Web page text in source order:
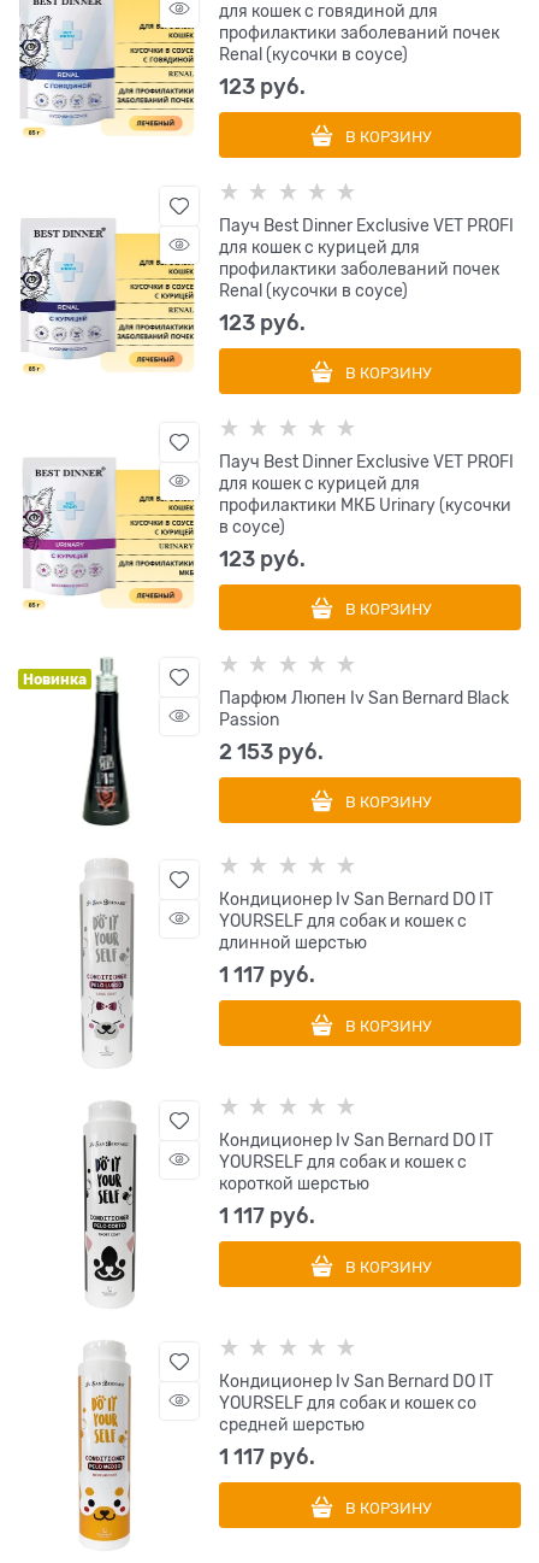
для кошек с говядиной для
профилактики заболеваний почек
Renal (кусочки в соусе)
123 руб.
В КОРЗИНУ
Пауч Best Dinner Exclusive VET PROFI
для кошек с курицей для
профилактики заболеваний почек
Renal (кусочки в соусе)
123 руб.
В КОРЗИНУ
Пауч Best Dinner Exclusive VET PROFI
для кошек с курицей для
профилактики МКБ Urinary (кусочки
в соусе)
123 руб.
В КОРЗИНУ
Новинка
Парфюм Люпен Iv San Bernard Black
Passion
2 153 руб.
В КОРЗИНУ
Кондиционер Iv San Bernard DO IT
YOURSELF для собак и кошек с
длинной шерстью
1 117 руб.
В КОРЗИНУ
Кондиционер Iv San Bernard DO IT
YOURSELF для собак и кошек с
короткой шерстью
1 117 руб.
В КОРЗИНУ
Кондиционер Iv San Bernard DO IT
YOURSELF для собак и кошек со
средней шерстью
1 117 руб.
В КОРЗИНУ